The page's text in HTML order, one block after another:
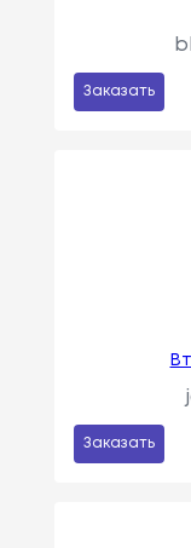
Заказать
Заказать